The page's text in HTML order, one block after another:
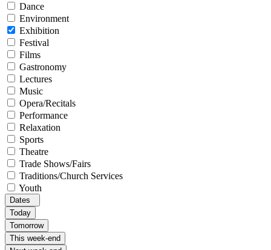
Dance
Environment
Exhibition
Festival
Films
Gastronomy
Lectures
Music
Opera/Recitals
Performance
Relaxation
Sports
Theatre
Trade Shows/Fairs
Traditions/Church Services
Youth
Dates
Today
Tomorrow
This week-end